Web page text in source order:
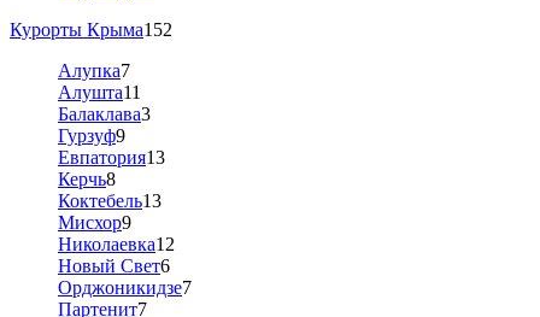
Курорты Крыма152
Алупка7
Алушта11
Балаклава3
Гурзуф9
Евпатория13
Керчь8
Коктебель13
Мисхор9
Николаевка12
Новый Свет6
Орджоникидзе7
Партенит7